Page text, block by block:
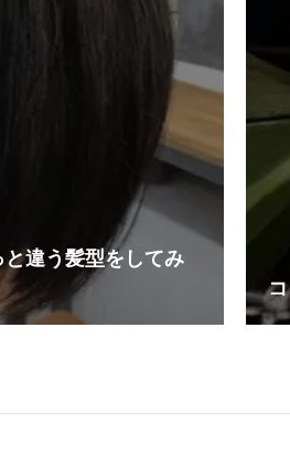
違う髪型をしてみ